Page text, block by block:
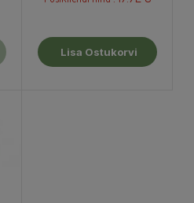
Lisa Ostukorvi